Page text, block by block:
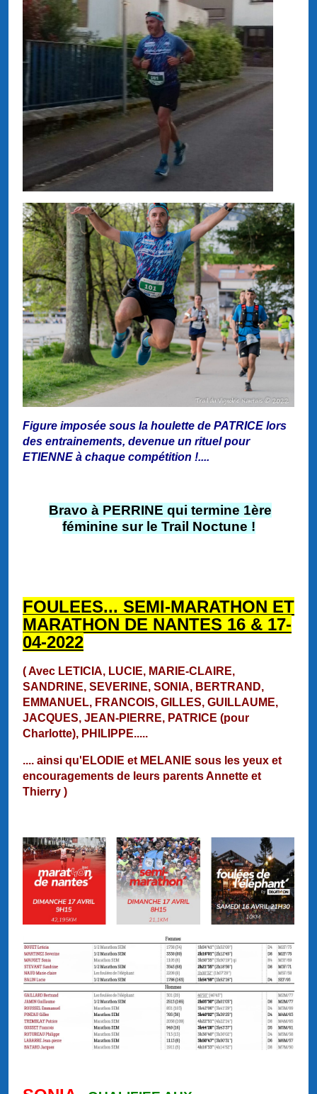
Figure imposée sous la houlette de PATRICE lors
des entrainements, devenue un rituel pour
ETIENNE à chaque compétition !....
Bravo à PERRINE qui termine 1ère
féminine sur le Trail Noctune !
FOULEES... SEMI-MARATHON ET
MARATHON DE NANTES 16 & 17-
04-2022
( Avec LETICIA, LUCIE, MARIE-CLAIRE,
SANDRINE, SEVERINE, SONIA, BERTRAND,
EMMANUEL, FRANCOIS, GILLES, GUILLAUME,
JACQUES, JEAN-PIERRE, PATRICE (pour
Charlotte), PHILIPPE.....
.... ainsi qu'ELODIE et MELANIE sous les yeux et
encouragements de leurs parents Annette et
Thierry )